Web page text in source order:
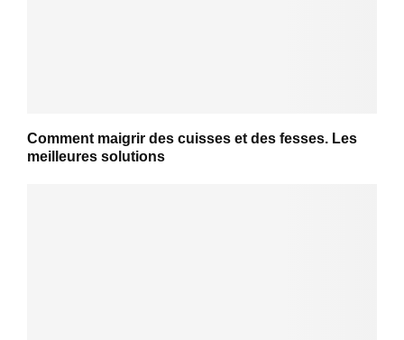
Comment maigrir des cuisses et des fesses. Les
meilleures solutions